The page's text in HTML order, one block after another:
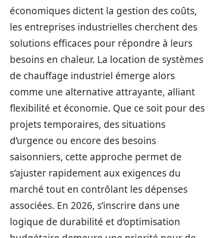
économiques dictent la gestion des coûts,
les entreprises industrielles cherchent des
solutions efficaces pour répondre à leurs
besoins en chaleur. La location de systèmes
de chauffage industriel émerge alors
comme une alternative attrayante, alliant
flexibilité et économie. Que ce soit pour des
projets temporaires, des situations
d’urgence ou encore des besoins
saisonniers, cette approche permet de
s’ajuster rapidement aux exigences du
marché tout en contrôlant les dépenses
associées. En 2026, s’inscrire dans une
logique de durabilité et d’optimisation